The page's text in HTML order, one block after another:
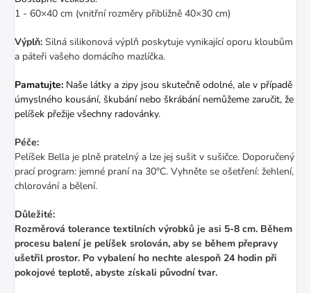
1 - 60×40 cm (vnitřní rozměry přibližně 40×30 cm)
Výplň: Silná silikonová výplň poskytuje vynikající oporu kloubům
a páteři vašeho domácího mazlíčka.
Pamatujte: Naše látky a zipy jsou skutečně odolné, ale v případě
úmyslného kousání, škubání nebo škrábání nemůžeme zaručit, že
pelíšek přežije všechny radovánky.
Péče:
Pelíšek Bella je plně pratelný a lze jej sušit v sušičce. Doporučený
prací program: jemné praní na 30°C. Vyhněte se ošetření: žehlení,
chlorování a bělení.
Důležité:
Rozměrová tolerance textilních výrobků je asi 5-8 cm. Během
procesu balení je pelíšek srolován, aby se během přepravy
ušetřil prostor. Po vybalení ho nechte alespoň 24 hodin při
pokojové teplotě, abyste získali původní tvar.